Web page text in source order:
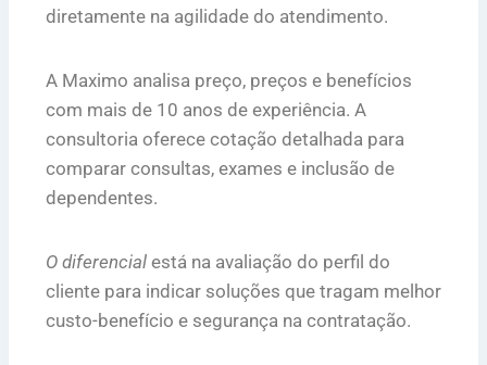
diretamente na agilidade do atendimento.
A Maximo analisa preço, preços e benefícios
com mais de 10 anos de experiência. A
consultoria oferece cotação detalhada para
comparar consultas, exames e inclusão de
dependentes.
O diferencial está na avaliação do perfil do
cliente para indicar soluções que tragam melhor
custo-benefício e segurança na contratação.